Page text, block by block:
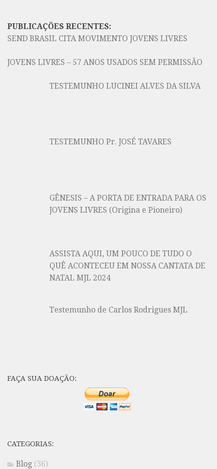
PUBLICAÇÕES RECENTES:
SEND BRASIL CITA MOVIMENTO JOVENS LIVRES
JOVENS LIVRES – 57 ANOS USADOS SEM PERMISSÃO
TESTEMUNHO LUCINEI ALVES DA SILVA
TESTEMUNHO Pr. JOSÉ TAVARES
GÊNESIS – A PORTA DE ENTRADA PARA OS
JOVENS LIVRES (Origina e Pioneiro)
ASSISTA AQUI, UM POUCO DE TUDO O
QUÊ ACONTECEU EM NOSSA CANTATA DE
NATAL MJL 2024
Testemunho de Carlos Rodrigues MJL
FAÇA SUA DOAÇÃO:
CATEGORIAS:
Blog (36)